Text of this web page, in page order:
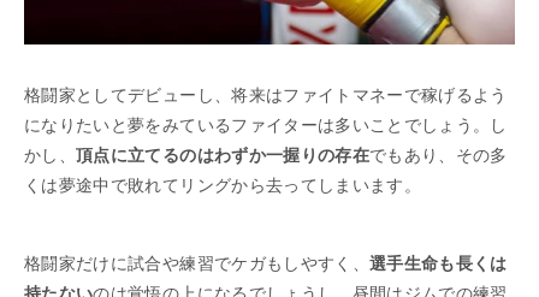
格闘家としてデビューし、将来はファイトマネーで稼げるよう
になりたいと夢をみているファイターは多いことでしょう。し
かし、頂点に立てるのはわずか一握りの存在でもあり、その多
くは夢途中で敗れてリングから去ってしまいます。
格闘家だけに試合や練習でケガもしやすく、 選手生命も長くは